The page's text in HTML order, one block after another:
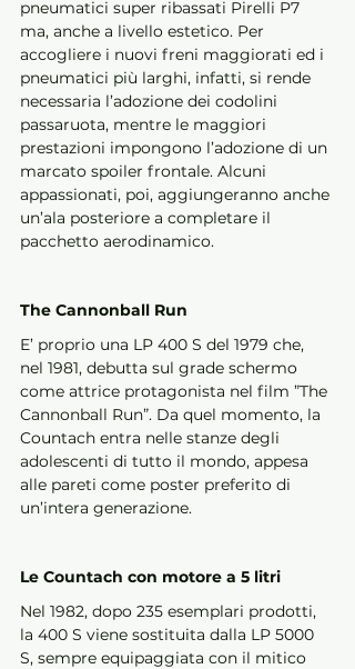
pneumatici super ribassati Pirelli P7
ma, anche a livello estetico. Per
accogliere i nuovi freni maggiorati ed i
pneumatici più larghi, infatti, si rende
necessaria l’adozione dei codolini
passaruota, mentre le maggiori
prestazioni impongono l’adozione di un
marcato spoiler frontale. Alcuni
appassionati, poi, aggiungeranno anche
un’ala posteriore a completare il
pacchetto aerodinamico.
The Cannonball Run
E’ proprio una LP 400 S del 1979 che,
nel 1981, debutta sul grade schermo
come attrice protagonista nel film ”The
Cannonball Run”. Da quel momento, la
Countach entra nelle stanze degli
adolescenti di tutto il mondo, appesa
alle pareti come poster preferito di
un’intera generazione.
Le Countach con motore a 5 litri
Nel 1982, dopo 235 esemplari prodotti,
la 400 S viene sostituita dalla LP 5000
S, sempre equipaggiata con il mitico